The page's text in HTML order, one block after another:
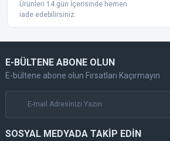
Ürünleri 14 gün İçerisinde hemen
iade edebilirsiniz.
E-BÜLTENE ABONE OLUN
E-bültene abone olun Fırsatları Kaçırmayın
SOSYAL MEDYADA TAKİP EDİN